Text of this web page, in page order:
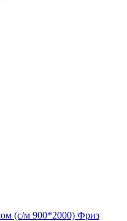
(с/м 900*2000) Фриз